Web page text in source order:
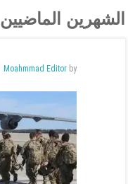
الشهرين الماضيين
by
Moahmmad Editor